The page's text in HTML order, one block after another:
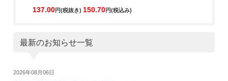
137.00円(税抜き) 150.70円(税込み)
最新のお知らせ一覧
2026年08月06日